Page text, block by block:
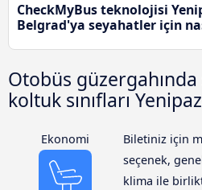
CheckMyBus teknolojisi
Belgrad'ya seyahatler için
Otobüs
koltuk sınıfları
Ekonomi
Biletiniz için
seçenek,
klima ile